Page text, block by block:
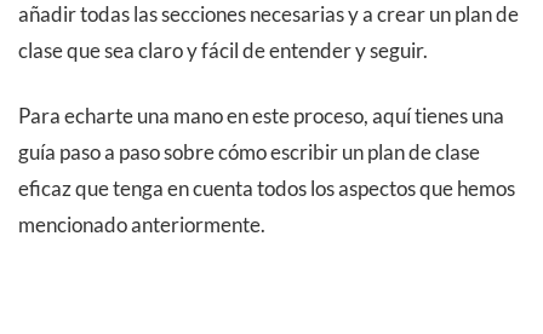
añadir todas las secciones necesarias y a crear un plan de
clase que sea claro y fácil de entender y seguir.
Para echarte una mano en este proceso, aquí tienes una
guía paso a paso sobre cómo escribir un plan de clase
eficaz que tenga en cuenta todos los aspectos que hemos
mencionado anteriormente.